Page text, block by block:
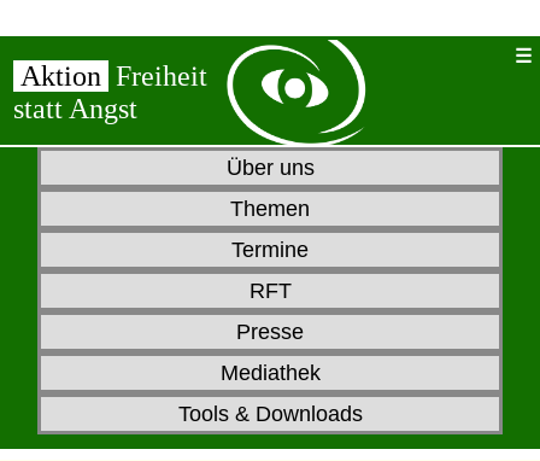
Aktion Freiheit
statt Angst
Über uns
Themen
Termine
RFT
Presse
Mediathek
Tools & Downloads